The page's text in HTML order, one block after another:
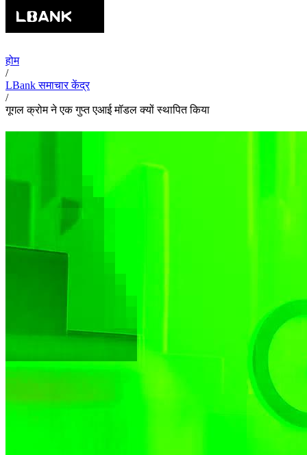
होम
/
LBank समाचार केंद्र
/
गूगल क्रोम ने एक गुप्त एआई मॉडल क्यों स्थापित किया